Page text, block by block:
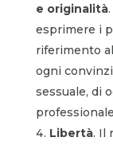
e originalità
esprimere i
riferimento
ogni
sessuale, di
Libertà. Il